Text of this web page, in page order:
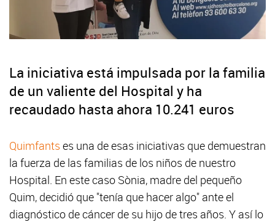
La iniciativa está impulsada por la familia
de un valiente del Hospital y ha
recaudado hasta ahora 10.241 euros
Quimfants es una de esas iniciativas que demuestran
la fuerza de las familias de los niños de nuestro
Hospital. En este caso Sònia, madre del pequeño
Quim, decidió que "tenía que hacer algo" ante el
diagnóstico de cáncer de su hijo de tres años. Y así lo